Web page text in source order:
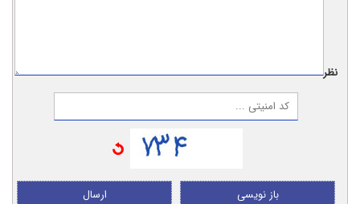
نظر:
ارسال باز نویسی